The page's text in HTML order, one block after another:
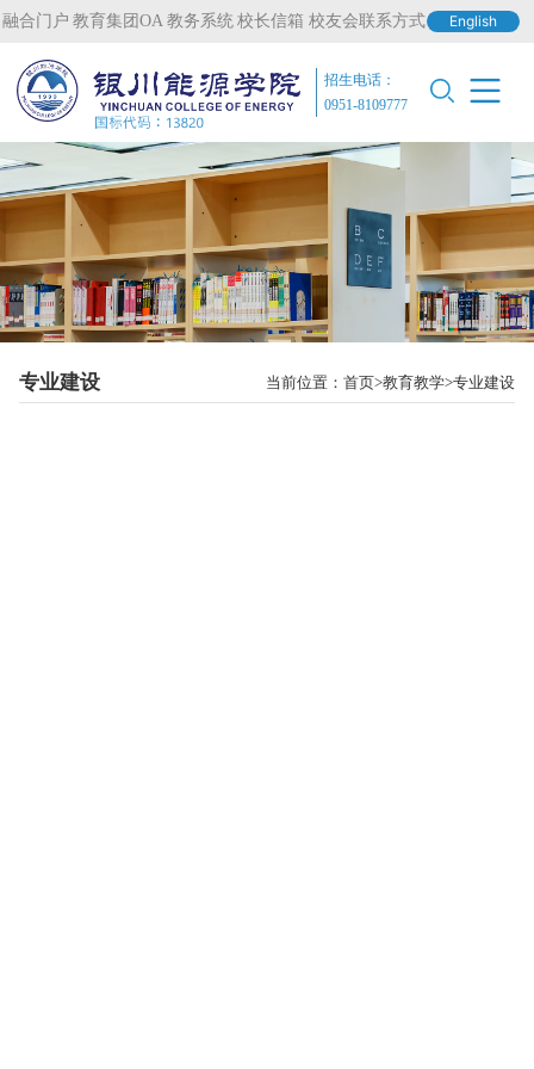
融合门户 教育集团OA 教务系统 校长信箱 校友会联系方式 English
招生电话：
0951-8109777
专业建设 当前位置：首页 教育教学 专业建设